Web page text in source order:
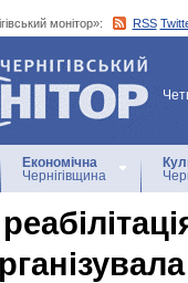
монітор»: RSS
монітор»
Економічна
Чернігівщина